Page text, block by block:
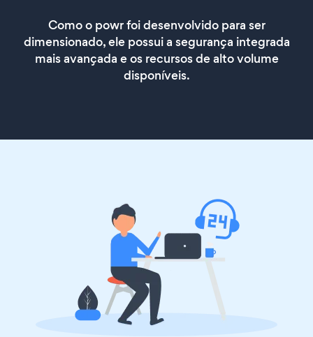
Como o powr foi desenvolvido para ser
dimensionado, ele possui a segurança integrada
mais avançada e os recursos de alto volume
disponíveis.